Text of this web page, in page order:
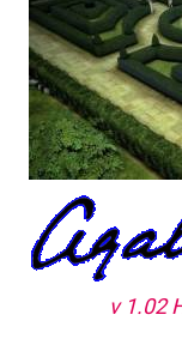
v 1.02